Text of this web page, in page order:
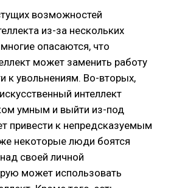
возможностей
из-за нескольких
опасаются, что
может заменить работу
к увольнениям. Во-вторых,
интеллект
умным и выйти из-под
привести к непредсказуемым
некоторые люди боятся
своей личной
может использовать